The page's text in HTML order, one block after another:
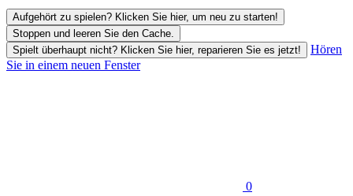
Aufgehört zu spielen? Klicken Sie hier, um neu zu starten!
Stoppen und leeren Sie den Cache.
Spielt überhaupt nicht? Klicken Sie hier, reparieren Sie es jetzt!
Hören
Sie in einem neuen Fenster
0